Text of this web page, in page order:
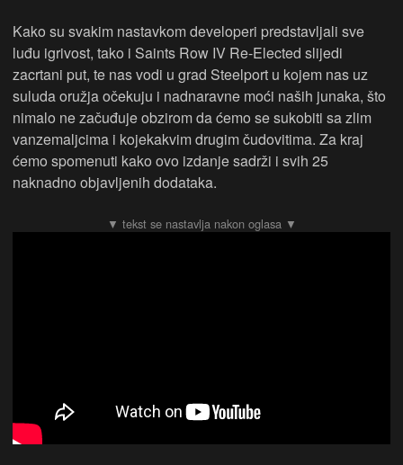
Kako su svakim nastavkom developeri predstavljali sve
luđu igrivost, tako i Saints Row IV Re-Elected slijedi
zacrtani put, te nas vodi u grad Steelport u kojem nas uz
suluda oružja očekuju i nadnaravne moći naših junaka, što
nimalo ne začuđuje obzirom da ćemo se sukobiti sa zlim
vanzemaljcima i kojekakvim drugim čudovitima. Za kraj
ćemo spomenuti kako ovo izdanje sadrži i svih 25
naknadno objavljenih dodataka.